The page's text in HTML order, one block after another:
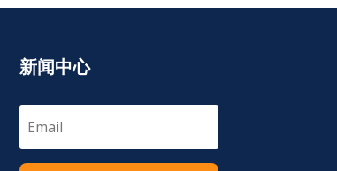
新闻中心